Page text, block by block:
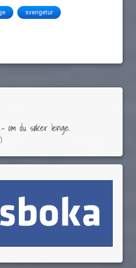
sverigetur
du søker lenge.